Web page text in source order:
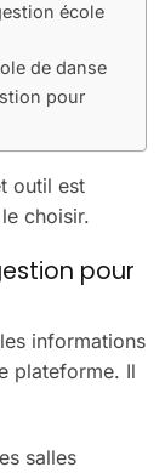
école
de danse
pour
outil est
choisir.
pour
informations
plateforme. Il
salles